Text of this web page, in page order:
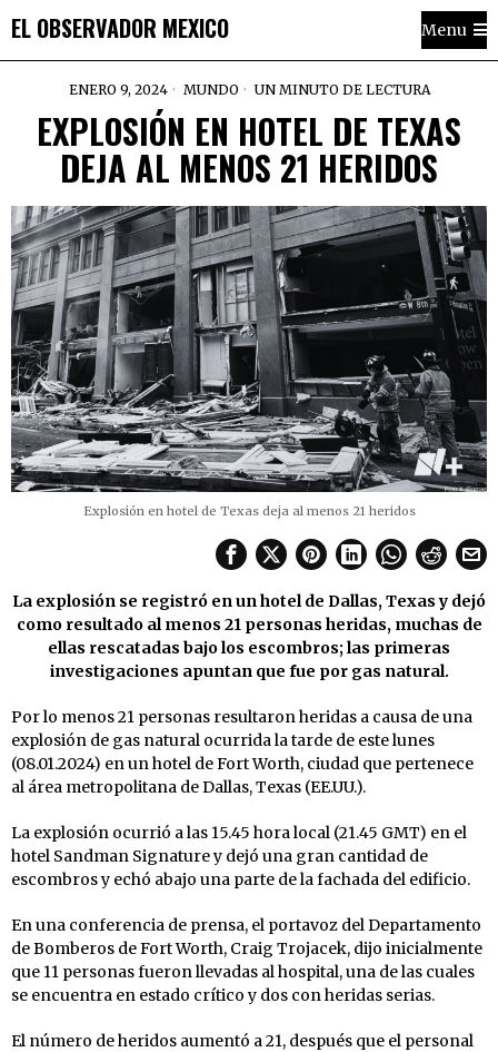
EL OBSERVADOR MEXICO Menu
ENERO 9, 2024 MUNDO UN MINUTO DE LECTURA
EXPLOSIÓN EN HOTEL DE TEXAS
DEJA AL MENOS 21 HERIDOS
Explosión en hotel de Texas deja al menos 21 heridos
La explosión se registró en un hotel de Dallas, Texas y dejó
como resultado al menos 21 personas heridas, muchas de
ellas rescatadas bajo los escombros; las primeras
investigaciones apuntan que fue por gas natural.
Por lo menos 21 personas resultaron heridas a causa de una
explosión de gas natural ocurrida la tarde de este lunes
(08.01.2024) en un hotel de Fort Worth, ciudad que pertenece
al área metropolitana de Dallas, Texas (EE.UU.).
La explosión ocurrió a las 15.45 hora local (21.45 GMT) en el
hotel Sandman Signature y dejó una gran cantidad de
escombros y echó abajo una parte de la fachada del edificio.
En una conferencia de prensa, el portavoz del Departamento
de Bomberos de Fort Worth, Craig Trojacek, dijo inicialmente
que 11 personas fueron llevadas al hospital, una de las cuales
se encuentra en estado crítico y dos con heridas serias.
El número de heridos aumentó a 21, después que el personal